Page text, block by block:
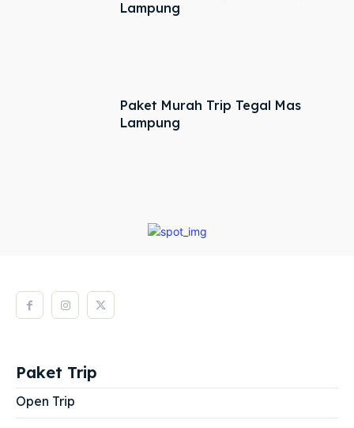
Lampung
Paket Murah Trip Tegal Mas
Lampung
Paket Trip
Open Trip